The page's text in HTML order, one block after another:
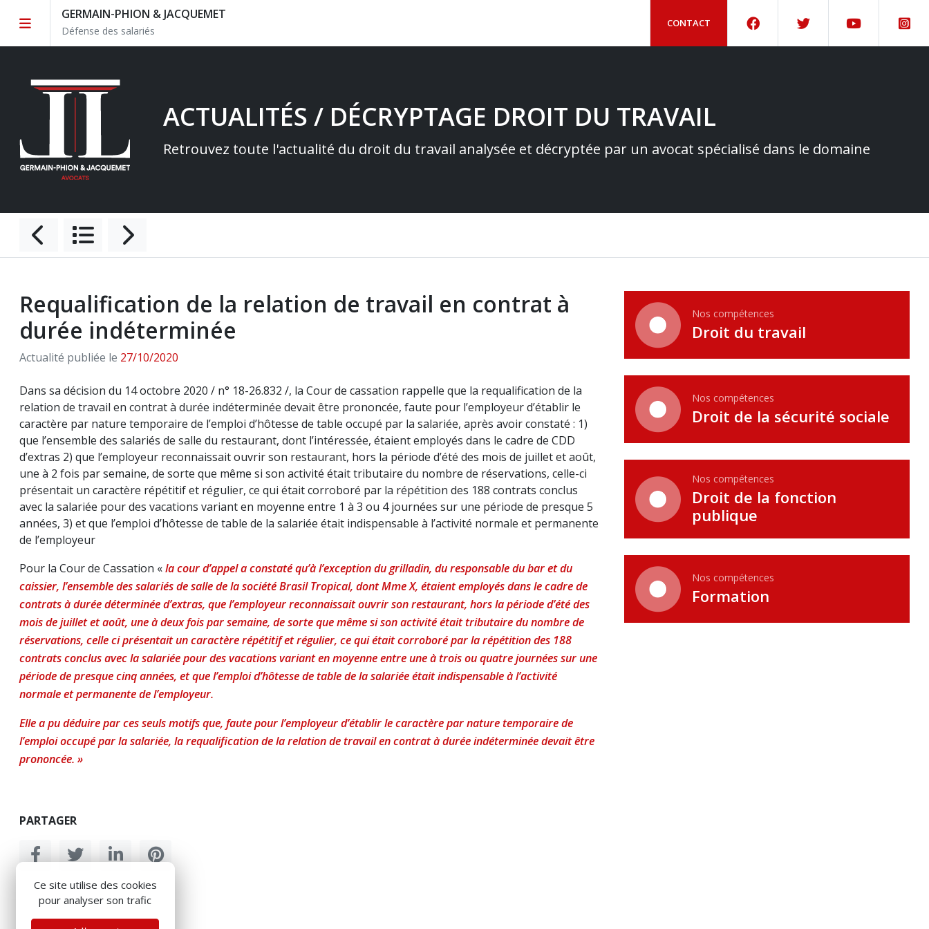
GERMAIN-PHION & JACQUEMET
Défense des salariés
CONTACT
ACTUALITÉS / DÉCRYPTAGE DROIT DU TRAVAIL
Retrouvez toute l'actualité du droit du travail analysée et décryptée par un avocat spécialisé dans le domaine
Requalification de la relation de travail en contrat à
durée indéterminée
Actualité publiée le 27/10/2020
Dans sa décision du 14 octobre 2020 / n° 18-26.832 /, la Cour de cassation rappelle que la requalification de la
relation de travail en contrat à durée indéterminée devait être prononcée, faute pour l’employeur d’établir le
caractère par nature temporaire de l’emploi d’hôtesse de table occupé par la salariée, après avoir constaté : 1)
que l’ensemble des salariés de salle du restaurant, dont l’intéressée, étaient employés dans le cadre de CDD
d’extras 2) que l’employeur reconnaissait ouvrir son restaurant, hors la période d’été des mois de juillet et août,
une à 2 fois par semaine, de sorte que même si son activité était tributaire du nombre de réservations, celle-ci
présentait un caractère répétitif et régulier, ce qui était corroboré par la répétition des 188 contrats conclus
avec la salariée pour des vacations variant en moyenne entre 1 à 3 ou 4 journées sur une période de presque 5
années, 3) et que l’emploi d’hôtesse de table de la salariée était indispensable à l’activité normale et permanente
de l’employeur
Pour la Cour de Cassation «la cour d’appel a constaté qu’à l’exception du grilladin, du responsable du bar et du
caissier, l’ensemble des salariés de salle de la société Brasil Tropical, dont Mme X, étaient employés dans le cadre de
contrats à durée déterminée d’extras, que l’employeur reconnaissait ouvrir son restaurant, hors la période d’été des
mois de juillet et août, une à deux fois par semaine, de sorte que même si son activité était tributaire du nombre de
réservations, celle ci présentait un caractère répétitif et régulier, ce qui était corroboré par la répétition des 188
contrats conclus avec la salariée pour des vacations variant en moyenne entre une à trois ou quatre journées sur une
période de presque cinq années, et que l’emploi d’hôtesse de table de la salariée était indispensable à l’activité
normale et permanente de l’employeur.
Elle a pu déduire par ces seuls motifs que, faute pour l’employeur d’établir le caractère par nature temporaire de
l’emploi occupé par la salariée, la requalification de la relation de travail en contrat à durée indéterminée devait être
prononcée. »
PARTAGER
Nos compétences
Droit du travail
Nos compétences
Droit de la sécurité sociale
Nos compétences
Droit de la fonction
publique
Nos compétences
Formation
Ce site utilise des cookies
pour analyser son trafic